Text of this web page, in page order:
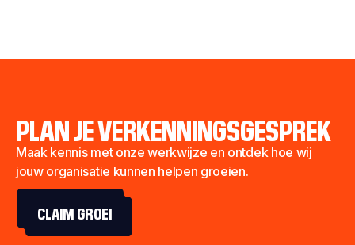
PLAN JE VERKENNINGSGESPREK
Maak kennis met onze werkwijze en ontdek hoe wij
jouw organisatie kunnen helpen groeien.
CLAIM GROEI